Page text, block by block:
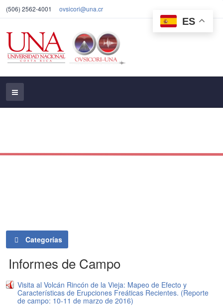
(506) 2562-4001 ovsicori@una.cr
ES
Categorías
Informes de Campo
Visita al Volcán Rincón de la Vieja: Mapeo de Efecto y
Características de Erupciones Freáticas Recientes. (Reporte
de campo: 10-11 de marzo de 2016)